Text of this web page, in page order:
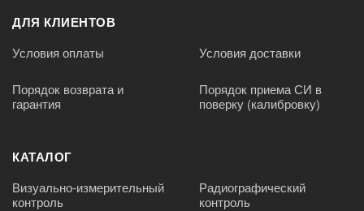
ДЛЯ КЛИЕНТОВ
Условия оплаты Условия доставки
Порядок возврата и
гарантия
Порядок приема СИ в
поверку (калибровку)
КАТАЛОГ
Визуально-измерительный
контроль
Радиографический
контроль